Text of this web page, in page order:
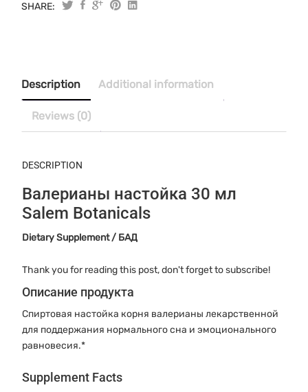
Salem
Botanicals
quantity
SHARE:
Description Additional information
Reviews (0)
DESCRIPTION
Валерианы настойка 30 мл
Salem Botanicals
Dietary Supplement / БАД
Thank you for reading this post, don't forget to subscribe!
Описание продукта
Спиртовая настойка корня валерианы лекарственной
для поддержания нормального сна и эмоционального
равновесия.*
Supplement Facts